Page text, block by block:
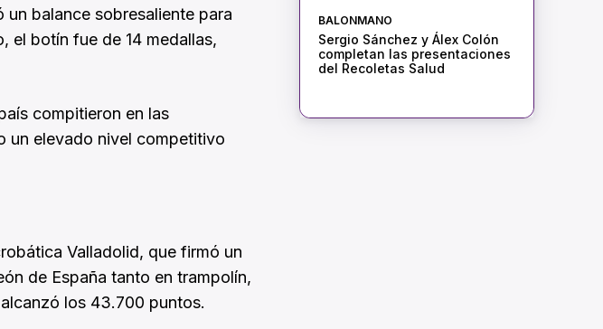
balance sobresaliente para
el botín fue de 14 medallas,
compitieron en las
un elevado nivel competitivo
Valladolid, que firmó un
de España tanto en trampolín,
los 43.700 puntos.
BALONMANO
Sergio Sánchez y Álex Colón
completan las presentaciones
del Recoletas Salud